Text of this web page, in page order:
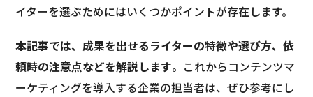
イターを選ぶためにはいくつかポイントが存在します。
本記事では、成果を出せるライターの特徴や選び方、依
頼時の注意点などを解説します。これからコンテンツマ
ーケティングを導入する企業の担当者は、ぜひ参考にし